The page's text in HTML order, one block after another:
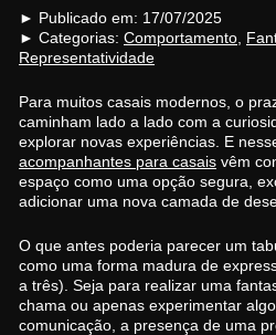
► Publicado em: 17/07/2025
► Categorias: Comportamento
Representatividade
Para muitos casais modernos, o
caminham lado a lado com a
explorar novas experiências. E
acompanhantes para casais vêm
espaço como uma opção segura,
adicionar uma nova camada de
O que antes poderia parecer um
como uma forma madura de
a três). Seja para realizar uma
chama ou apenas experimentar
comunicação, a presença de uma